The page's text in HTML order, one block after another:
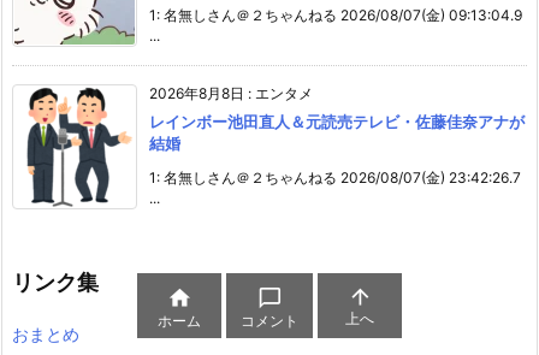
1: 名無しさん＠２ちゃんねる 2026/08/07(金) 09:13:04.9
...
2026年8月8日 : エンタメ
レインボー池田直人＆元読売テレビ・佐藤佳奈アナが
結婚
1: 名無しさん＠２ちゃんねる 2026/08/07(金) 23:42:26.7
...
リンク集
おまとめ

ホーム

コメント

上へ